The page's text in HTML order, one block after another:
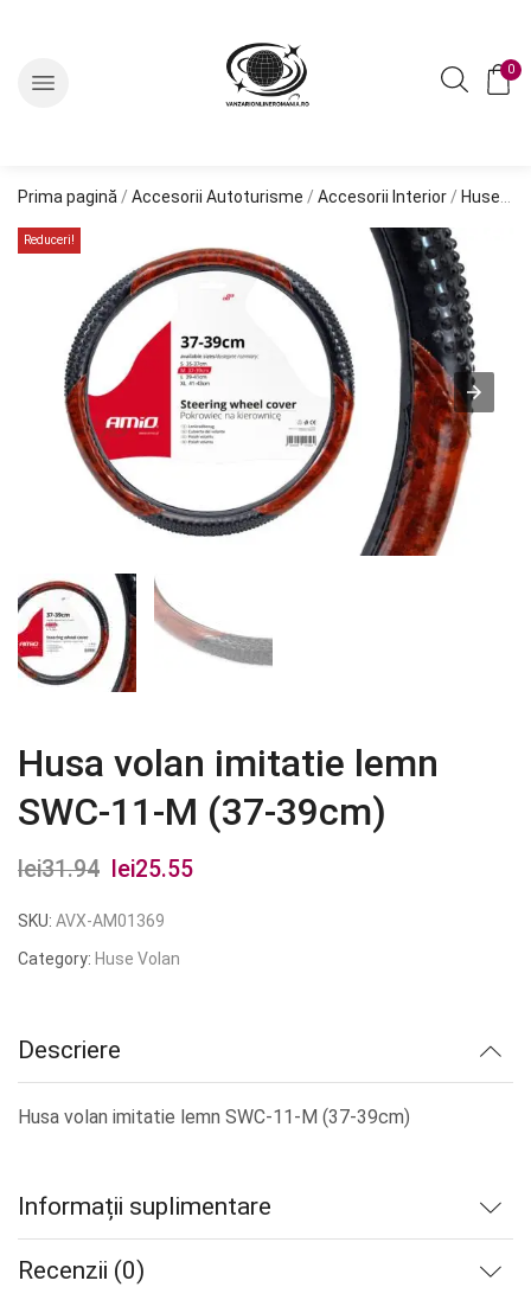
0
Prima pagină / Accesorii Autoturisme / Accesorii Interior / Huse Volan
Reduceri!
Husa volan imitatie lemn
SWC-11-M (37-39cm)
lei31.94
Prețul
inițial
a
lei25.55
SKU: AVX-AM01369
Category: Huse Volan
Descriere
Husa volan imitatie lemn SWC-11-M (37-39cm)
Informații suplimentare
Recenzii (0)